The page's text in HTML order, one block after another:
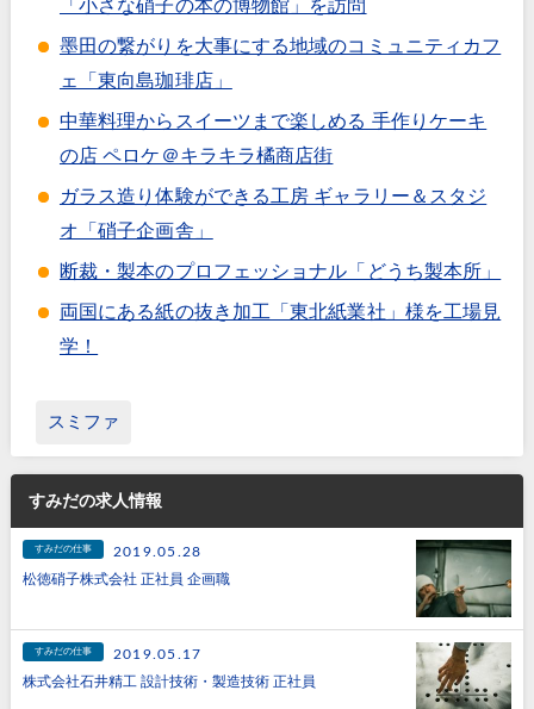
「小さな硝子の本の博物館」を訪問
墨田の繋がりを大事にする地域のコミュニティカフ
ェ「東向島珈琲店」
中華料理からスイーツまで楽しめる 手作りケーキ
の店 ペロケ＠キラキラ橘商店街
ガラス造り体験ができる工房 ギャラリー＆スタジ
オ「硝子企画舎」
断裁・製本のプロフェッショナル「どうち製本所」
両国にある紙の抜き加工「東北紙業社」様を工場見
学！
スミファ
すみだの求人情報
すみだの仕事
2019.05.28
松徳硝子株式会社 正社員 企画職
すみだの仕事
2019.05.17
株式会社石井精工 設計技術・製造技術 正社員